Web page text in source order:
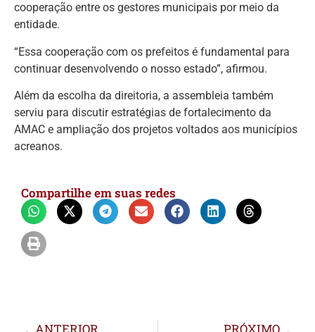
cooperação entre os gestores municipais por meio da
entidade.
“Essa cooperação com os prefeitos é fundamental para
continuar desenvolvendo o nosso estado”, afirmou.
Além da escolha da direitoria, a assembleia também
serviu para discutir estratégias de fortalecimento da
AMAC e ampliação dos projetos voltados aos municípios
acreanos.
Compartilhe em suas redes
ANTERIOR PRÓXIMO